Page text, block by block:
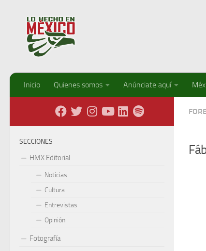
Inicio Quienes somos Anúnciate aquí
SECCIONES
HMX Editorial
Noticias
Cultura
Entrevistas
Opinión
Fotografía